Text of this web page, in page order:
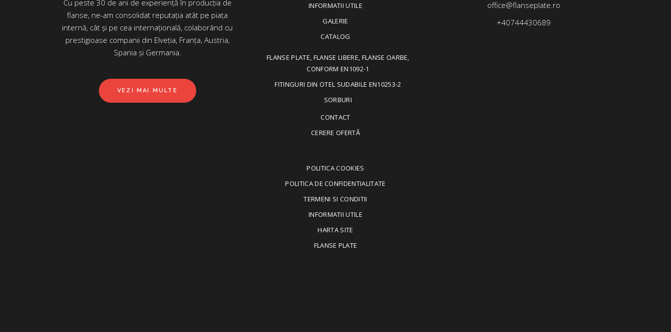
Cu peste 30 de ani de experiență în producția de
flanse, ne-am consolidat reputația atât pe piața
internă, cât și pe cea internațională, colaborând cu
prestigioase companii din Elveția, Franța, Austria,
Spania și Germania.
VEZI MAI MULTE
INFORMATII UTILE
GALERIE
CATALOG
FLANSE PLATE, FLANSE LIBERE, FLANSE OARBE,
CONFORM EN1092-1
FITINGURI DIN OTEL SUDABILE EN10253-2
SORBURI
CONTACT
CERERE OFERTĂ
POLITICA COOKIES
POLITICA DE CONFIDENTIALITATE
TERMENI SI CONDITII
INFORMATII UTILE
HARTA SITE
FLANSE PLATE
office@flanseplate.ro
+40744430689